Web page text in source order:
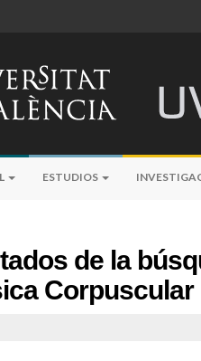
ESTUDIOS
de la
Corpuscular